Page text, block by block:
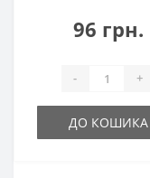
96 грн.
- +
ДО КОШИКА